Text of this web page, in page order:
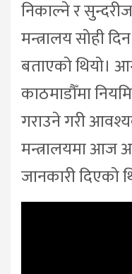
निकाल्ने र
मन्त्रालय सोही
बताएको थियो।
काठमाडौँमा
गराउने गरी
मन्त्रालयमा आज
जानकारी दिएको